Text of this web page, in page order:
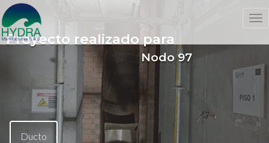
Proyecto realizado para
Nodo 97
Ducto